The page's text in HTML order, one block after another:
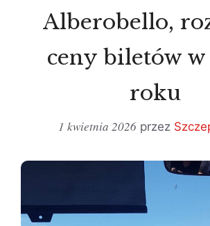
Alberobello,
ceny biletów w
roku
1 kwietnia 2026 przez